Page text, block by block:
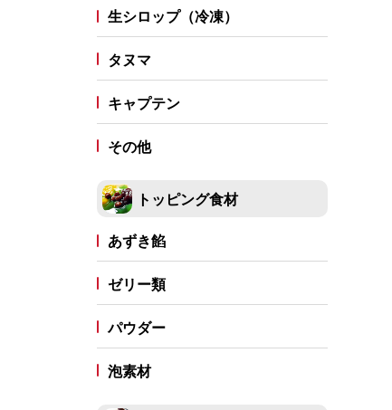
生シロップ（冷凍）
タヌマ
キャプテン
その他
トッピング食材
あずき餡
ゼリー類
パウダー
泡素材